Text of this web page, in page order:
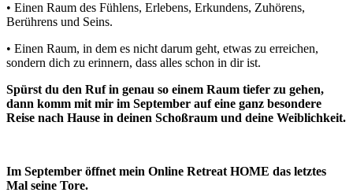
• Einen Raum des Fühlens, Erlebens, Erkundens, Zuhörens,
Berührens und Seins.
• Einen Raum, in dem es nicht darum geht, etwas zu erreichen,
sondern dich zu erinnern, dass alles schon in dir ist.
Spürst du den Ruf in genau so einem Raum tiefer zu gehen,
dann komm mit mir im September auf eine ganz besondere
Reise nach Hause in deinen Schoßraum und deine Weiblichkeit.
Im September öffnet mein Online Retreat HOME das letztes
Mal seine Tore.